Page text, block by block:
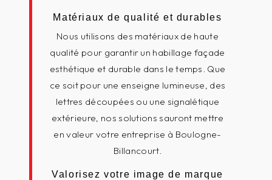
Matériaux de qualité et durables
Nous utilisons des matériaux de haute
qualité pour garantir un habillage façade
esthétique et durable dans le temps. Que
ce soit pour une enseigne lumineuse, des
lettres découpées ou une signalétique
extérieure, nos solutions sauront mettre
en valeur votre entreprise à Boulogne-
Billancourt.
Valorisez votre image de marque